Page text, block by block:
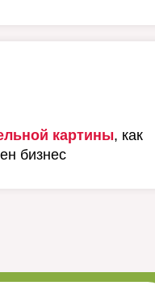
картины, как
бизнес